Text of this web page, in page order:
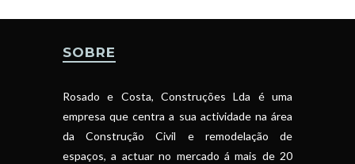
SOBRE
Rosado e Costa, Construções Lda é uma
empresa que centra a sua actividade na área
da Construção Civil e remodelação de
espaços, a actuar no mercado á mais de 20